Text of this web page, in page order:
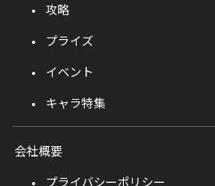
攻略
プライズ
イベント
キャラ特集
会社概要
プライバシーポリシー